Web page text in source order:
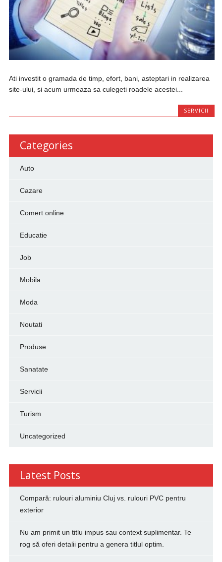
Ati investit o gramada de timp, efort, bani, asteptari in realizarea
site-ului, si acum urmeaza sa culegeti roadele acestei...
SERVICII
Categories
Auto
Cazare
Comert online
Educatie
Job
Mobila
Moda
Noutati
Produse
Sanatate
Servicii
Turism
Uncategorized
Latest Posts
Compară: rulouri aluminiu Cluj vs. rulouri PVC pentru
exterior
Nu am primit un titlu impus sau context suplimentar. Te
rog să oferi detalii pentru a genera titlul optim.